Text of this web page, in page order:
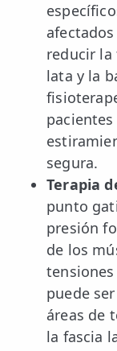
reducir la
lata y la
segura.
Terapia
punto
presión
de los
puede
áreas de
la fascia